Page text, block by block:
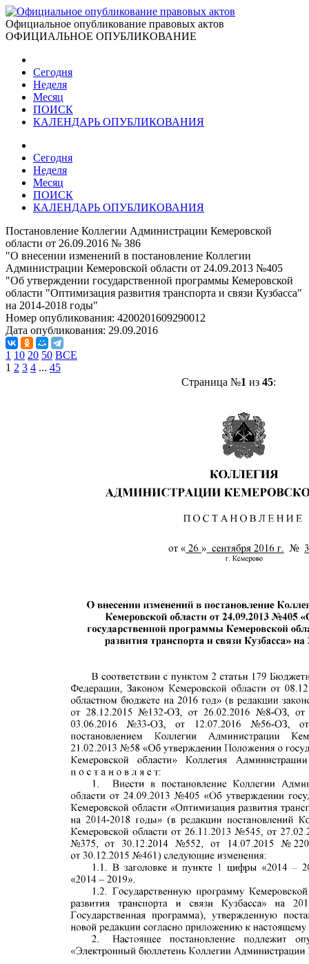
Официальное опубликование правовых актов
ОФИЦИАЛЬНОЕ ОПУБЛИКОВАНИЕ
Сегодня
Неделя
Месяц
ПОИСК
КАЛЕНДАРЬ ОПУБЛИКОВАНИЯ
Сегодня
Неделя
Месяц
ПОИСК
КАЛЕНДАРЬ ОПУБЛИКОВАНИЯ
Постановление Коллегии Администрации Кемеровской
области от 26.09.2016 № 386
"О внесении изменений в постановление Коллегии
Администрации Кемеровской области от 24.09.2013 №405
"Об утверждении государственной программы Кемеровской
области "Оптимизация развития транспорта и связи Кузбасса"
на 2014-2018 годы"
Номер опубликования: 4200201609290012
Дата опубликования: 29.09.2016
1 10 20 50 ВСЕ
1 2 3 4 ... 45
Страница №1 из 45: